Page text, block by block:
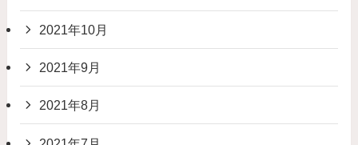
2021年10月
2021年9月
2021年8月